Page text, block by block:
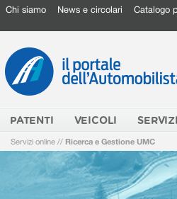
Chi siamo News e circolari Catalogo
PATENTI VEICOLI
Servizi online // Ricerca e Gestione UMC